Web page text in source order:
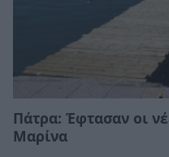
Πάτρα: Έφτασαν οι
Μαρίνα